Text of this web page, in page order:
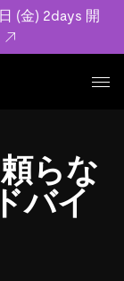
(金) 2days 開
と水平スケー
ムで処理でき
などを紹介し
らな
バイ